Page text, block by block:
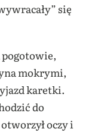
się
pogotowie,
mokrymi,
karetki.
do
oczy i